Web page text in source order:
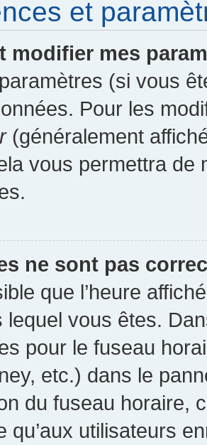
et
modifier mes
(si vous
Pour les
(généralement
vous permettra de
ne sont pas
que l’heure
lequel vous êtes.
pour le fuseau
etc.) dans le
du fuseau horaire,
qu’aux utilisateurs